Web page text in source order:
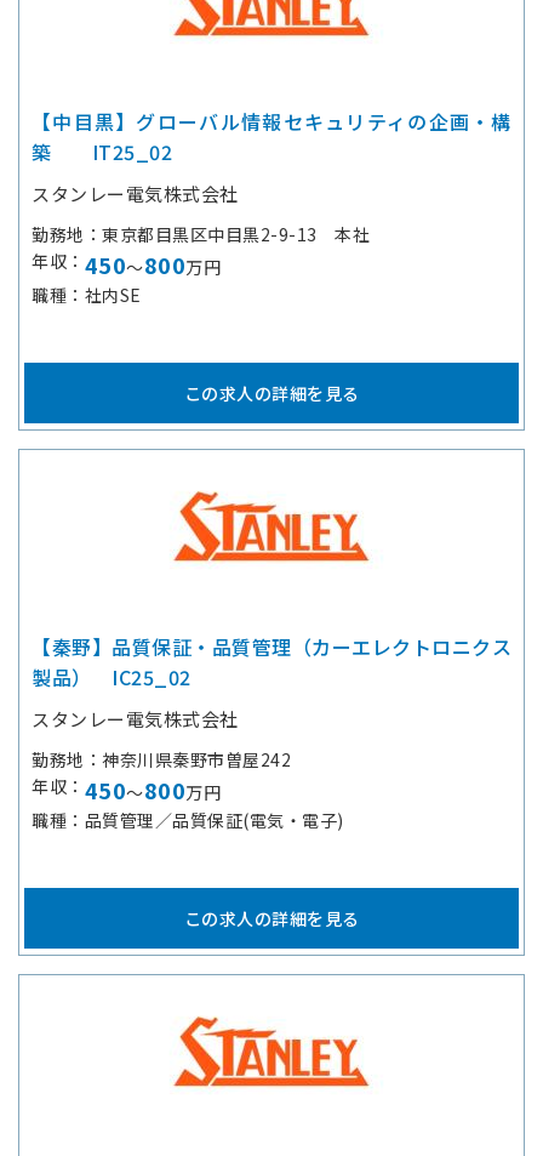
【中目黒】グローバル情報セキュリティの企画・構
築 IT25_02
スタンレー電気株式会社
勤務地
東京都目黒区中目黒2-9-13 本社
年収
450～800万円
職種
社内SE
この求人の詳細を見る
【秦野】品質保証・品質管理（カーエレクトロニクス
製品） IC25_02
スタンレー電気株式会社
勤務地
神奈川県秦野市曽屋242
年収
450～800万円
職種
品質管理／品質保証(電気・電子)
この求人の詳細を見る